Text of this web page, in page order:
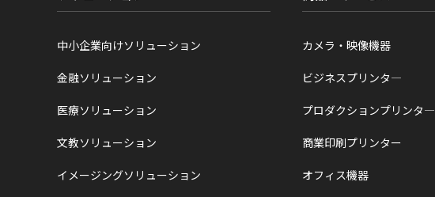
中小企業向けソリューション
金融ソリューション
医療ソリューション
文教ソリューション
イメージングソリューション
カメラ・映像機器
ビジネスプリンタ―
プロダクションプリンタ―
商業印刷プリンター
オフィス機器